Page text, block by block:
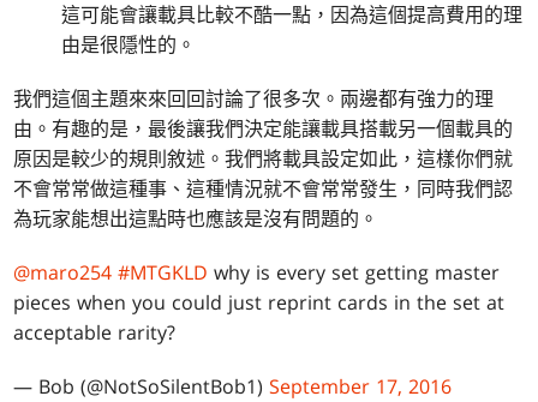
這可能會讓載具比較不酷一點，因為這個提高費用的理
由是很隱性的。
我們這個主題來來回回討論了很多次。兩邊都有強力的理
由。有趣的是，最後讓我們決定能讓載具搭載另一個載具的
原因是較少的規則敘述。我們將載具設定如此，這樣你們就
不會常常做這種事、這種情況就不會常常發生，同時我們認
為玩家能想出這點時也應該是沒有問題的。
@maro254 #MTGKLD why is every set getting master
pieces when you could just reprint cards in the set at
acceptable rarity?
— Bob (@NotSoSilentBob1)September 17, 2016